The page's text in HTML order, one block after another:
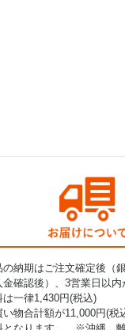
の納期はご注文確定後（
金確認後）、3営業日以内
は一律1,430円(税込)
い物合計額が11,000円(税